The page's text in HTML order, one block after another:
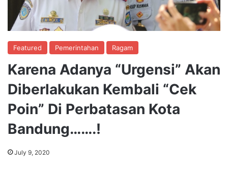
Featured Pemerintahan Ragam
Karena Adanya “Urgensi” Akan
Diberlakukan Kembali “Cek
Poin” Di Perbatasan Kota
Bandung…….!
July 9, 2020